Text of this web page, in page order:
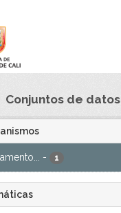
Conjuntos de datos
- 1